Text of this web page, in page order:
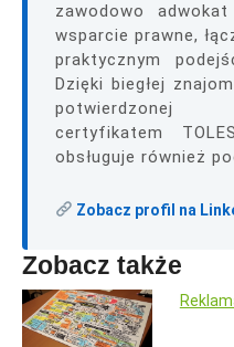
zawodowo
wsparcie prawne,
praktycznym
Dzięki biegłej
potwierdzonej
certyfikatem
obsługuje również
Zobacz profil na
Zobacz także